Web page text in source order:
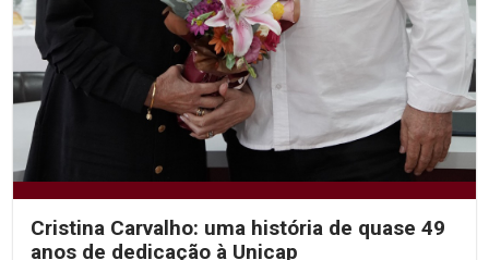
Cristina Carvalho: uma história de quase 49
anos de dedicação à Unicap